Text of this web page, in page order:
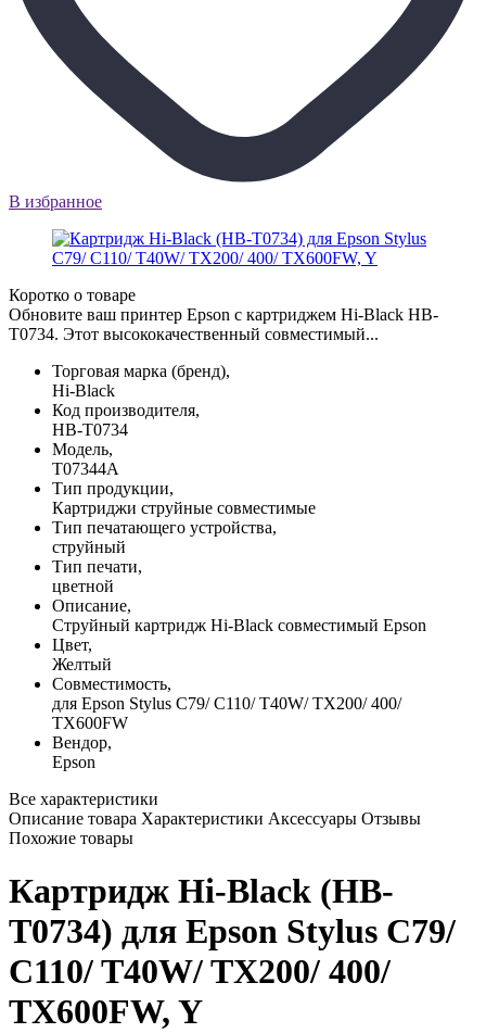
В избранное
Коротко о товаре
Обновите ваш принтер Epson с картриджем Hi-Black HB-
T0734. Этот высококачественный совместимый...
Торговая марка (бренд),
Hi-Black
Код производителя,
HB-T0734
Модель,
T07344A
Тип продукции,
Картриджи струйные совместимые
Тип печатающего устройства,
струйный
Тип печати,
цветной
Описание,
Струйный картридж Hi-Black совместимый Epson
Цвет,
Желтый
Совместимость,
для Epson Stylus C79/ C110/ T40W/ TX200/ 400/
TX600FW
Вендор,
Epson
Все характеристики
Описание товара Характеристики Аксессуары Отзывы
Похожие товары
Картридж Hi-Black (HB-
T0734) для Epson Stylus C79/
C110/ T40W/ TX200/ 400/
TX600FW, Y